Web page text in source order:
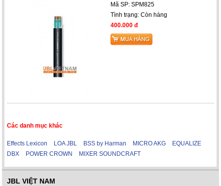
Mã SP: SPM825
Tình trạng: Còn hàng
400.000 đ
Các danh mục khác
Effects Lexicon LOA JBL BSS by Harman MICRO AKG
EQUALIZE
DBX
POWER CROWN MIXER SOUNDCRAFT
JBL VIỆT NAM